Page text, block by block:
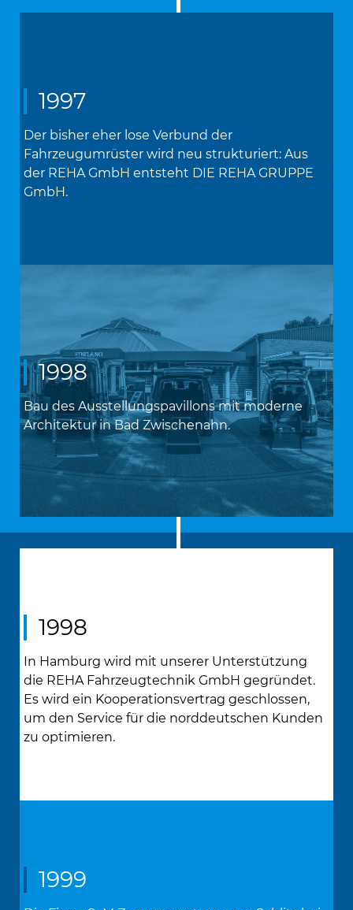
1997
Der bisher eher lose Verbund der
Fahrzeugumrüster wird neu strukturiert: Aus
der REHA GmbH entsteht DIE REHA GRUPPE
GmbH.
1998
Bau des Ausstellungspavillons mit moderne
Architektur in Bad Zwischenahn.
1998
In Hamburg wird mit unserer Unterstützung
die REHA Fahrzeugtechnik GmbH gegründet.
Es wird ein Kooperationsvertrag geschlossen,
um den Service für die norddeutschen Kunden
zu optimieren.
1999